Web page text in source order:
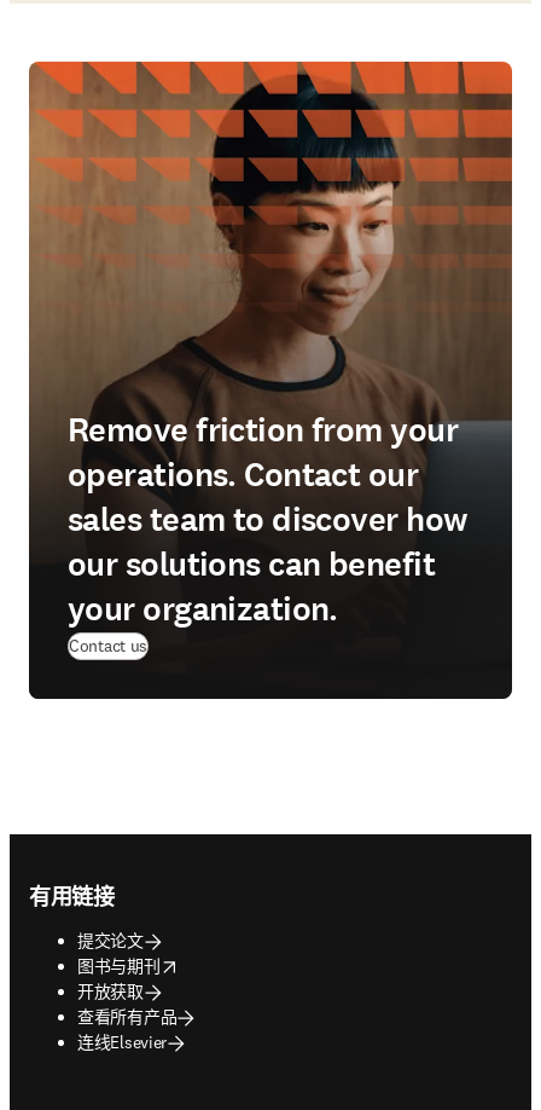
Remove friction from your
operations. Contact our
sales team to discover how
our solutions can benefit
your organization.
Contact us
有用链接
提交论文
图书与期刊
opens in new tab/window
开放获取
查看所有产品
连线Elsevier